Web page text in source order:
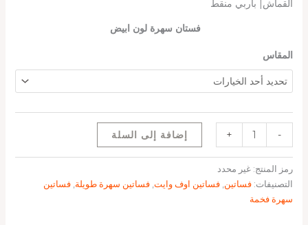
القماش| باربي منقط
فستان سهرة لون ابيض
المقاس
-
+ إضافة إلى السلة
رمز المنتج: غير محدد
التصنيفات: فساتين, فساتين اوف وايت, فساتين سهرة طويلة, فساتين
سهرة فخمة